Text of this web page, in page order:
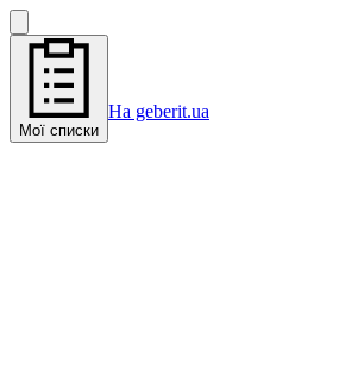
Мої списки
На geberit.ua